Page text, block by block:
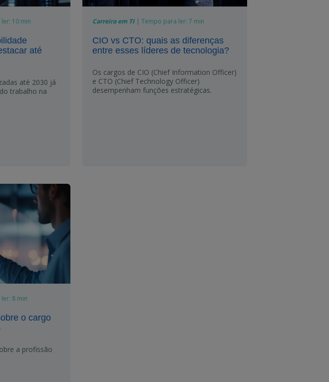
10 min
até
até 2030 já
trabalho na
Carreira em TI | Tempo para ler: 7 min
CIO vs CTO: quais as diferenças
entre esses líderes de tecnologia?
Os cargos de CIO (Chief Information Officer)
e CTO (Chief Technology Officer)
desempenham funções estratégicas.
8 min
o cargo
a profissão